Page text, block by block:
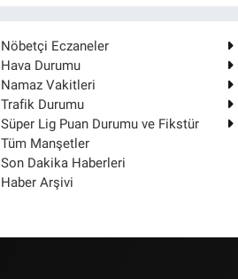
Nöbetçi Eczaneler
Hava Durumu
Namaz Vakitleri
Trafik Durumu
Süper Lig Puan Durumu ve Fikstür
Tüm Manşetler
Son Dakika Haberleri
Haber Arşivi